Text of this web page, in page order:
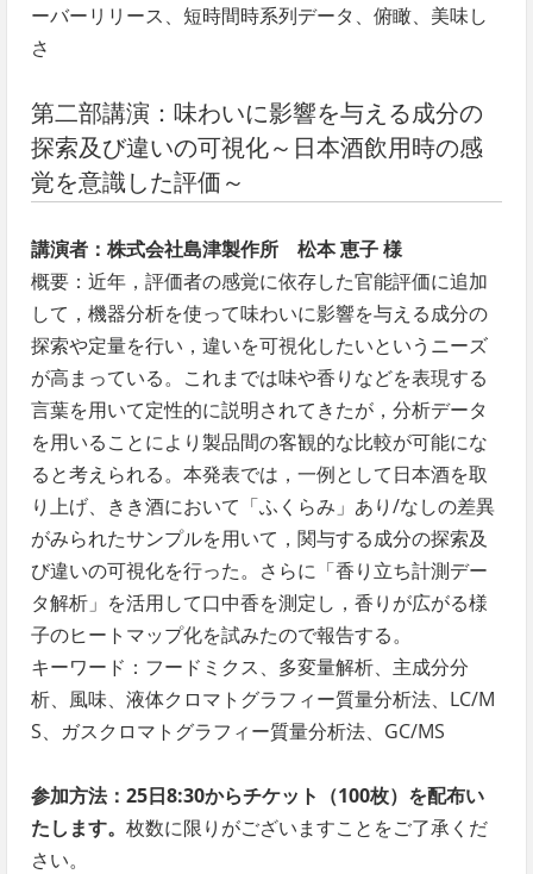
ーバーリリース、短時間時系列データ、俯瞰、美味し
さ
第二部講演：味わいに影響を与える成分の
探索及び違いの可視化～日本酒飲用時の感
覚を意識した評価～
講演者：株式会社島津製作所 松本 恵子 様
概要：近年，評価者の感覚に依存した官能評価に追加
して，機器分析を使って味わいに影響を与える成分の
探索や定量を行い，違いを可視化したいというニーズ
が高まっている。これまでは味や香りなどを表現する
言葉を用いて定性的に説明されてきたが，分析データ
を用いることにより製品間の客観的な比較が可能にな
ると考えられる。本発表では，一例として日本酒を取
り上げ、きき酒において「ふくらみ」あり/なしの差異
がみられたサンプルを用いて，関与する成分の探索及
び違いの可視化を行った。さらに「香り立ち計測デー
タ解析」を活用して口中香を測定し，香りが広がる様
子のヒートマップ化を試みたので報告する。
キーワード：フードミクス、多変量解析、主成分分
析、風味、液体クロマトグラフィー質量分析法、LC/M
S、ガスクロマトグラフィー質量分析法、GC/MS
参加方法：25日8:30からチケット（100枚）を配布い
たします。 枚数に限りがございますことをご了承くだ
さい。